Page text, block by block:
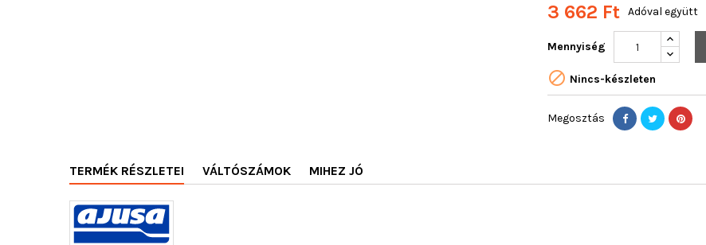
3 662 Ft Adóval együtt
Mennyiség
 Nincs-készleten
Megosztás
TERMÉK RÉSZLETEI VÁLTÓSZÁMOK MIHEZ JÓ